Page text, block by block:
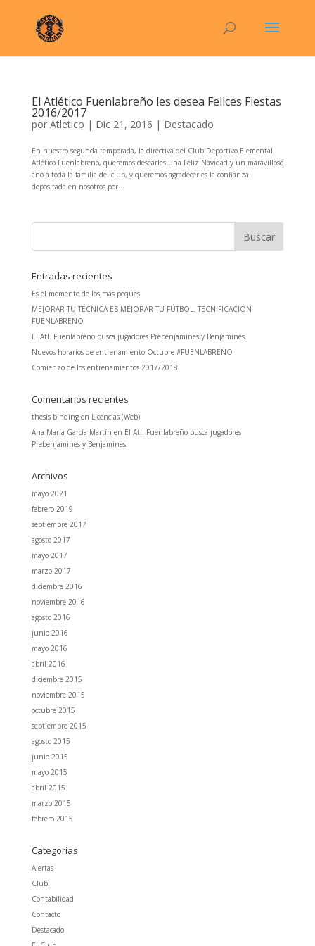
El Atlético Fuenlabreño les desea Felices Fiestas
2016/2017
por Atletico | Dic 21, 2016 | Destacado
En nuestro segunda temporada, la directiva del Club Deportivo Elemental
Atlético Fuenlabreño, queremos desearles una Feliz Navidad y un maravilloso
año a toda la familia del club, y queremos agradecerles la confianza
depositada en nosotros por...
Entradas recientes
Es el momento de los más peques
MEJORAR TU TÉCNICA ES MEJORAR TU FÚTBOL. TECNIFICACIÓN
FUENLABREÑO
El Atl. Fuenlabreño busca jugadores Prebenjamines y Benjamines.
Nuevos horarios de entrenamiento Octubre #FUENLABREÑO
Comienzo de los entrenamientos 2017/2018
Comentarios recientes
thesis bindingen Licencias (Web)
Ana María García Martín en El Atl. Fuenlabreño busca jugadores
Prebenjamines y Benjamines.
Archivos
mayo 2021
febrero 2019
septiembre 2017
agosto 2017
mayo 2017
marzo 2017
diciembre 2016
noviembre 2016
agosto 2016
junio 2016
mayo 2016
abril 2016
diciembre 2015
noviembre 2015
octubre 2015
septiembre 2015
agosto 2015
junio 2015
mayo 2015
abril 2015
marzo 2015
febrero 2015
Categorías
Alertas
Club
Contabilidad
Contacto
Destacado